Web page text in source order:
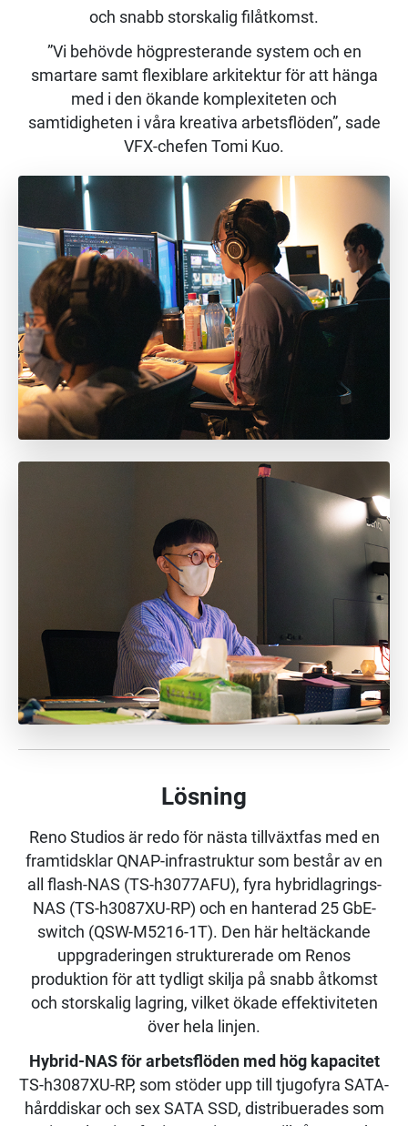
och snabb storskalig filåtkomst.
”Vi behövde högpresterande system och en
smartare samt flexiblare arkitektur för att hänga
med i den ökande komplexiteten och
samtidigheten i våra kreativa arbetsflöden”, sade
VFX-chefen Tomi Kuo.
Lösning
Reno Studios är redo för nästa tillväxtfas med en
framtidsklar QNAP-infrastruktur som består av en
all flash-NAS (TS-h3077AFU), fyra hybridlagrings-
NAS (TS-h3087XU-RP) och en hanterad 25 GbE-
switch (QSW-M5216-1T). Den här heltäckande
uppgraderingen strukturerade om Renos
produktion för att tydligt skilja på snabb åtkomst
och storskalig lagring, vilket ökade effektiviteten
över hela linjen.
Hybrid-NAS för arbetsflöden med hög kapacitet
TS-h3087XU-RP, som stöder upp till tjugofyra SATA-
hårddiskar och sex SATA SSD, distribuerades som